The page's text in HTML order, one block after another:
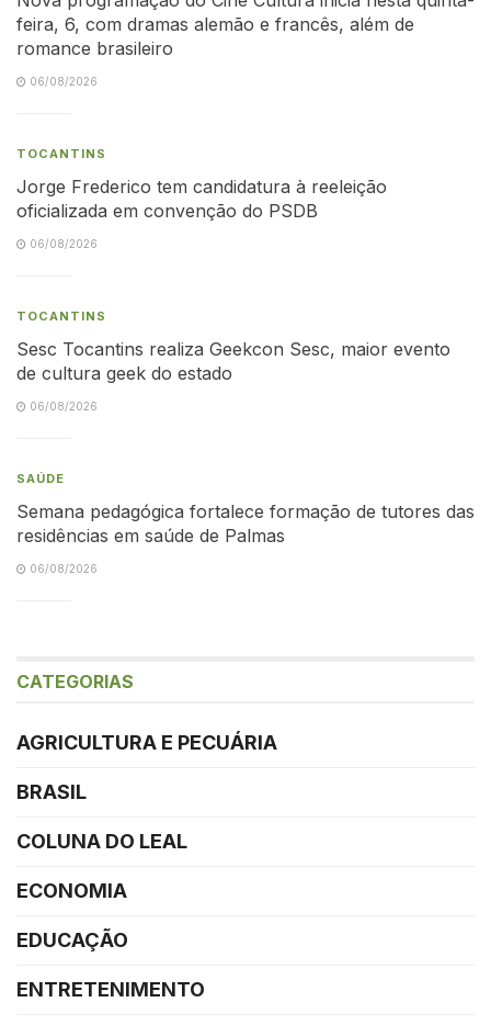
feira, 6, com dramas alemão e francês, além de
romance brasileiro
06/08/2026
TOCANTINS
Jorge Frederico tem candidatura à reeleição
oficializada em convenção do PSDB
06/08/2026
TOCANTINS
Sesc Tocantins realiza Geekcon Sesc, maior evento
de cultura geek do estado
06/08/2026
SAÚDE
Semana pedagógica fortalece formação de tutores das
residências em saúde de Palmas
06/08/2026
CATEGORIAS
AGRICULTURA E PECUÁRIA
BRASIL
COLUNA DO LEAL
ECONOMIA
EDUCAÇÃO
ENTRETENIMENTO